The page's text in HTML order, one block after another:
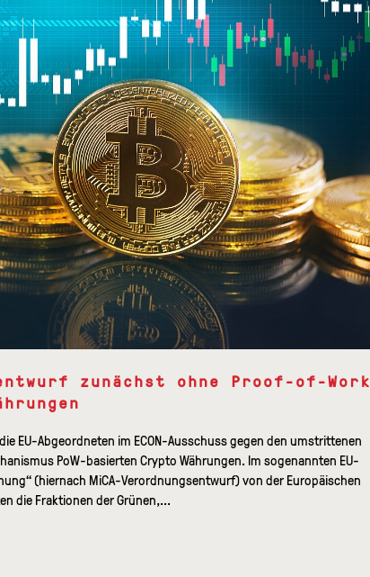
zunächst ohne Proof-of-Work
EU-Abgeordneten im ECON-Ausschuss gegen den umstrittenen
PoW-basierten Crypto Währungen. Im sogenannten EU-
(hiernach MiCA-Verordnungsentwurf) von der Europäischen
die Fraktionen der Grünen,...